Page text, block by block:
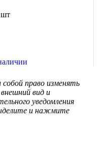
право изменять
вид и
уведомления
и нажмите